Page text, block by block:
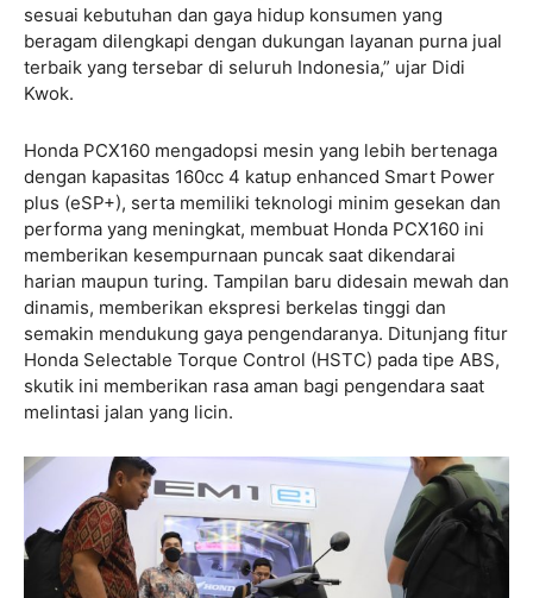
sesuai kebutuhan dan gaya hidup konsumen yang
beragam dilengkapi dengan dukungan layanan purna jual
terbaik yang tersebar di seluruh Indonesia,” ujar Didi
Kwok.
Honda PCX160 mengadopsi mesin yang lebih bertenaga
dengan kapasitas 160cc 4 katup enhanced Smart Power
plus (eSP+), serta memiliki teknologi minim gesekan dan
performa yang meningkat, membuat Honda PCX160 ini
memberikan kesempurnaan puncak saat dikendarai
harian maupun turing. Tampilan baru didesain mewah dan
dinamis, memberikan ekspresi berkelas tinggi dan
semakin mendukung gaya pengendaranya. Ditunjang fitur
Honda Selectable Torque Control (HSTC) pada tipe ABS,
skutik ini memberikan rasa aman bagi pengendara saat
melintasi jalan yang licin.